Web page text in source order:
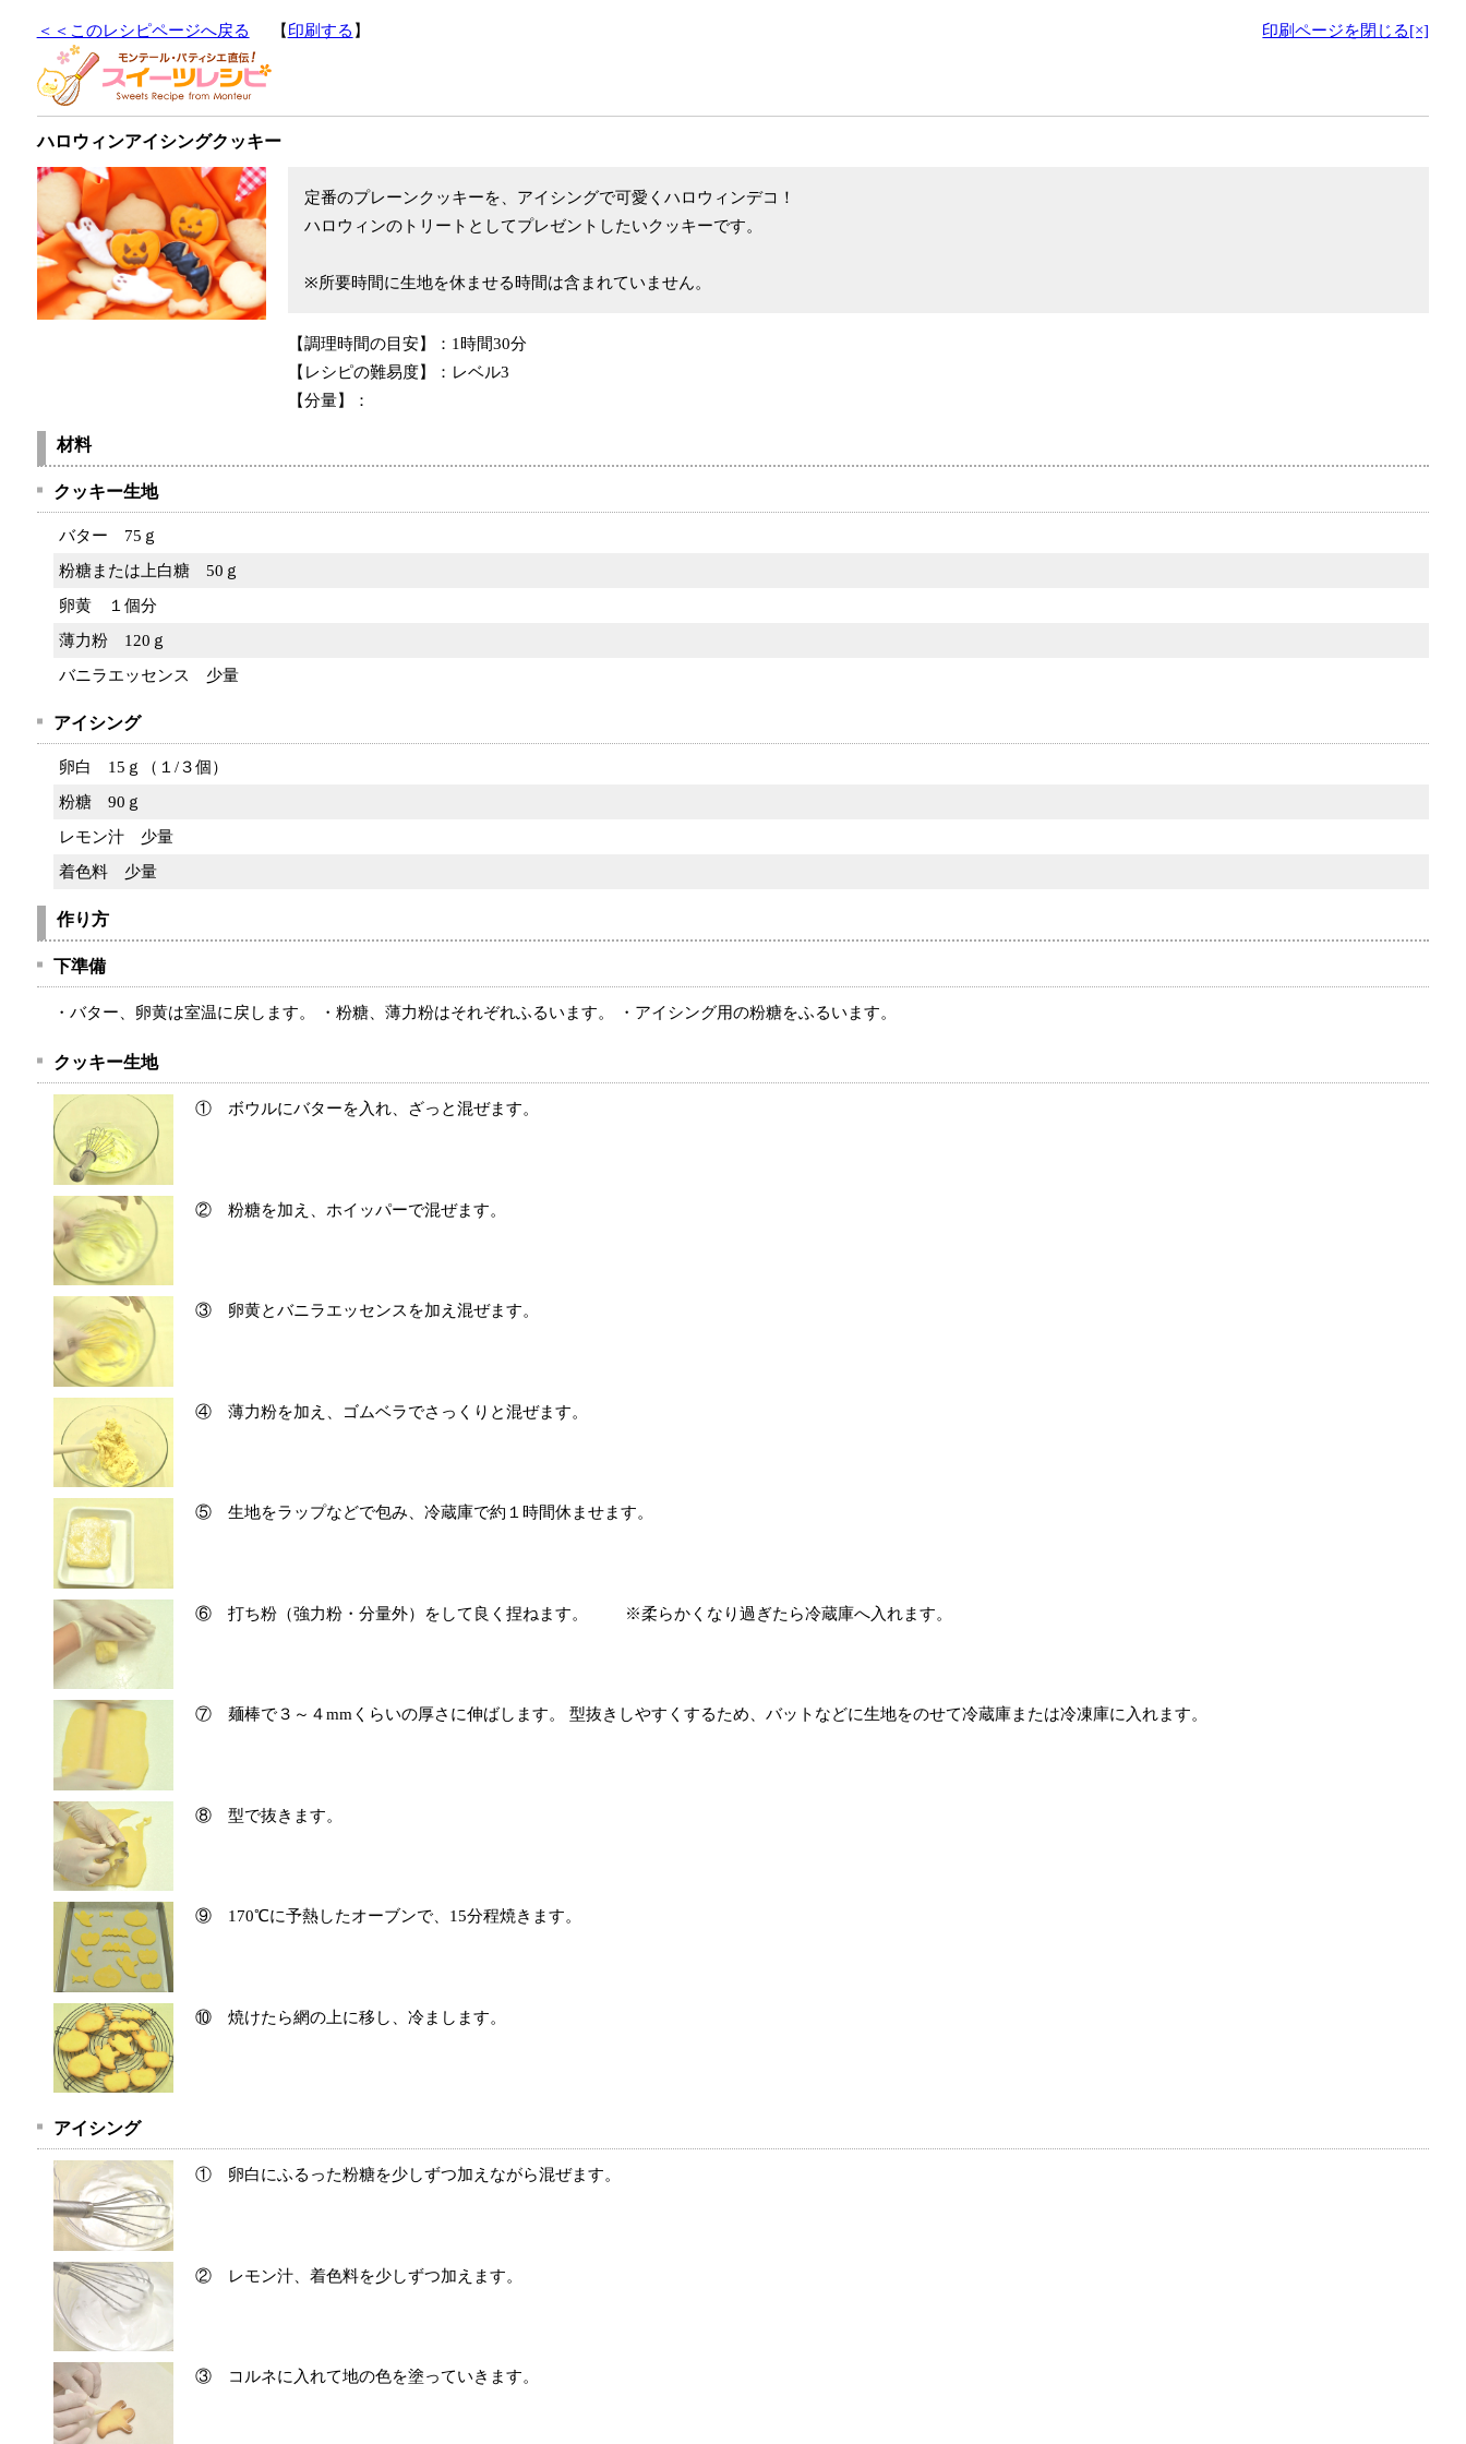
＜＜このレシピページへ戻る 【 印刷する 】 印刷ページを閉じる[×]
ハロウィンアイシングクッキー
定番のプレーンクッキーを、アイシングで可愛くハロウィンデコ！
ハロウィンのトリートとしてプレゼントしたいクッキーです。
※所要時間に生地を休ませる時間は含まれていません。
【調理時間の目安】： 1時間30分
【レシピの難易度】： レベル3
【分量】：
材料
クッキー生地
バター
75ｇ
粉糖または上白糖
50ｇ
卵黄
１個分
薄力粉
120ｇ
バニラエッセンス
少量
アイシング
卵白
15ｇ（１/３個）
粉糖
90ｇ
レモン汁
少量
着色料
少量
作り方
下準備
・バター、卵黄は室温に戻します。 ・粉糖、薄力粉はそれぞれふるいます。 ・アイシング用の粉糖をふるいます。
クッキー生地
① ボウルにバターを入れ、ざっと混ぜます。
② 粉糖を加え、ホイッパーで混ぜます。
③ 卵黄とバニラエッセンスを加え混ぜます。
④ 薄力粉を加え、ゴムベラでさっくりと混ぜます。
⑤ 生地をラップなどで包み、冷蔵庫で約１時間休ませます。
⑥ 打ち粉（強力粉・分量外）をして良く捏ねます。 ※柔らかくなり過ぎたら冷蔵庫へ入れます。
⑦ 麺棒で３～４mmくらいの厚さに伸ばします。 型抜きしやすくするため、バットなどに生地をのせて冷蔵庫または冷凍庫に入れます。
⑧ 型で抜きます。
⑨ 170℃に予熱したオーブンで、15分程焼きます。
⑩ 焼けたら網の上に移し、冷まします。
アイシング
① 卵白にふるった粉糖を少しずつ加えながら混ぜます。
② レモン汁、着色料を少しずつ加えます。
③ コルネに入れて地の色を塗っていきます。